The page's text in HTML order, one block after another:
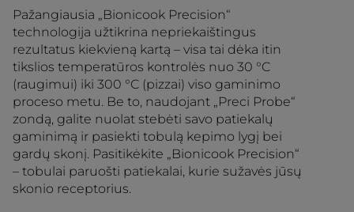
Pažangiausia „Bionicook Precision“
technologija užtikrina nepriekaištingus
rezultatus kiekvieną kartą – visa tai dėka itin
tikslios temperatūros kontrolės nuo 30 °C
(raugimui) iki 300 °C (pizzai) viso gaminimo
proceso metu. Be to, naudojant „Preci Probe“
zondą, galite nuolat stebėti savo patiekalų
gaminimą ir pasiekti tobulą kepimo lygį bei
gardų skonį. Pasitikėkite „Bionicook Precision“
– tobulai paruošti patiekalai, kurie sužavės jūsų
skonio receptorius.